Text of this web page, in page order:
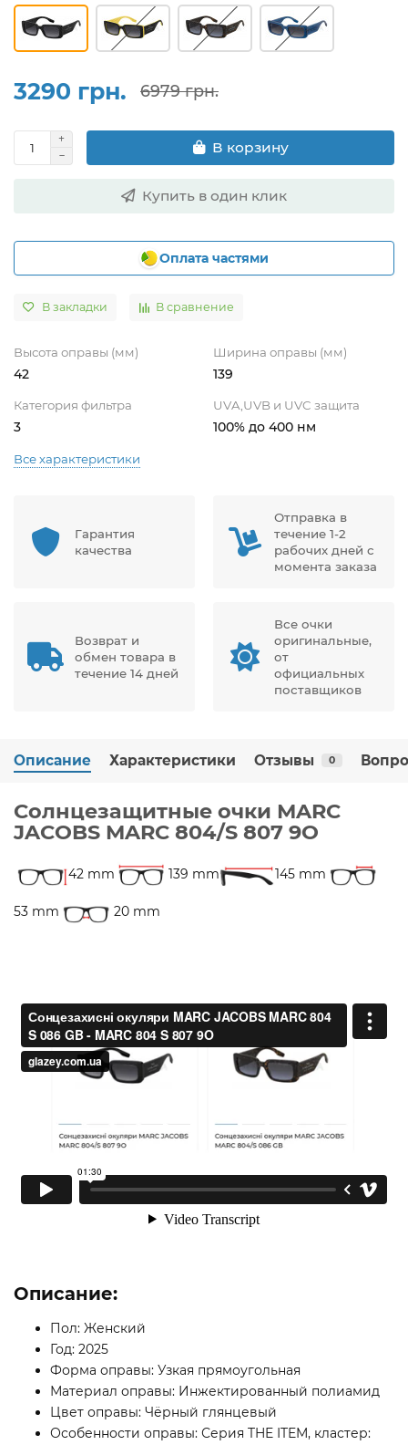
3290 грн. 6979 грн.
В корзину
Купить в один клик
Оплата частями
В закладки В сравнение
Высота оправы (мм)
42
Ширина оправы (мм)
139
Категория фильтра
3
UVA,UVB и UVC защита
100% до 400 нм
Все характеристики
Гарантия
качества
Отправка в
течение 1-2
рабочих дней с
момента заказа
Возврат и
обмен товара в
течение 14 дней
Все очки
оригинальные,
от
официальных
поставщиков
Описание Характеристики Отзывы 0
Солнцезащитные очки MARC
JACOBS MARC 804/S 807 9O
42 mm 139 mm 145 mm
53 mm 20 mm
Описание:
Пол: Женский
Год: 2025
Форма оправы: Узкая прямоугольная
Материал оправы: Инжектированный полиамид
Цвет оправы: Чёрный глянцевый
Особенности оправы: Серия THE ITEM, кластер: